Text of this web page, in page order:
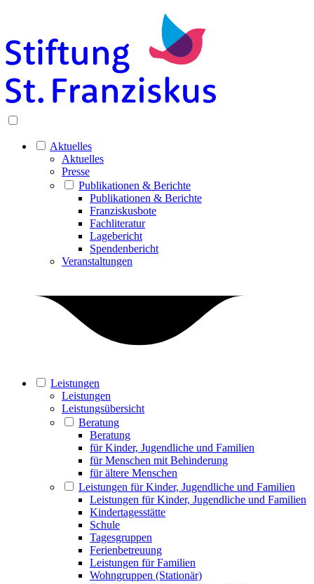
Aktuelles
Aktuelles
Presse
Publikationen & Berichte
Publikationen & Berichte
Franziskusbote
Fachliteratur
Lagebericht
Spendenbericht
Veranstaltungen
Leistungen
Leistungen
Leistungsübersicht
Beratung
Beratung
für Kinder, Jugendliche und Familien
für Menschen mit Behinderung
für ältere Menschen
Leistungen für Kinder, Jugendliche und Familien
Leistungen für Kinder, Jugendliche und Familien
Kindertagesstätte
Schule
Tagesgruppen
Ferienbetreuung
Leistungen für Familien
Wohngruppen (Stationär)